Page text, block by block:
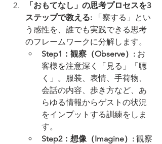
「おもてなし」の思考プロセスを3
ステップで教える: 「察する」とい
う感性を、誰でも実践できる思考
のフレームワークに分解します。
Step1：観察（Observe）: お
客様を注意深く「見る」「聴
く」。服装、表情、手荷物、
会話の内容、歩き方など、あ
らゆる情報からゲストの状況
をインプットする訓練をしま
す。
Step2：想像（Imagine）: 観察